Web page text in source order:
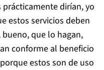
dirían, yo
estos servicios deben
que lo hagan,
conforme al beneficio
estos son de uso